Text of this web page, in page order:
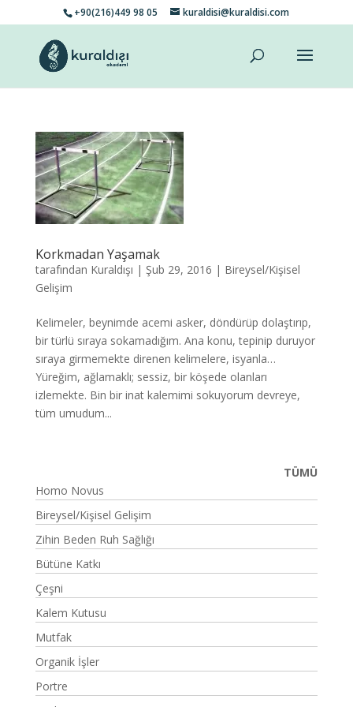
+90(216)449 98 05 kuraldisi@kuraldisi.com
Korkmadan Yaşamak
tarafından Kuraldışı | Şub 29, 2016 | Bireysel/Kişisel
Gelişim
Kelimeler, beynimde acemi asker, döndürüp dolaştırıp,
bir türlü sıraya sokamadığım. Ana konu, tepinip duruyor
sıraya girmemekte direnen kelimelere, isyanla…
Yüreğim, ağlamaklı; sessiz, bir köşede olanları
izlemekte. Bin bir inat kalemimi sokuyorum devreye,
tüm umudum...
TÜMÜ
Homo Novus
Bireysel/Kişisel Gelişim
Zihin Beden Ruh Sağlığı
Bütüne Katkı
Çeşni
Kalem Kutusu
Mutfak
Organik İşler
Portre